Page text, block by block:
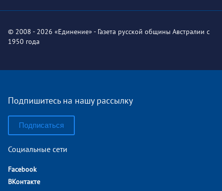
© 2008 - 2026 «Единение» - Газета русской общины Австралии с
1950 года
Подпишитесь на нашу рассылку
Подписаться
Социальные сети
Facebook
ВКонтакте